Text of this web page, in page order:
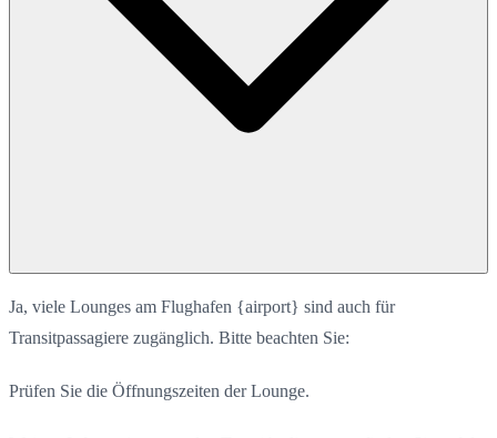
Ja, viele Lounges am Flughafen {airport} sind auch für
Transitpassagiere zugänglich. Bitte beachten Sie:
Prüfen Sie die Öffnungszeiten der Lounge.